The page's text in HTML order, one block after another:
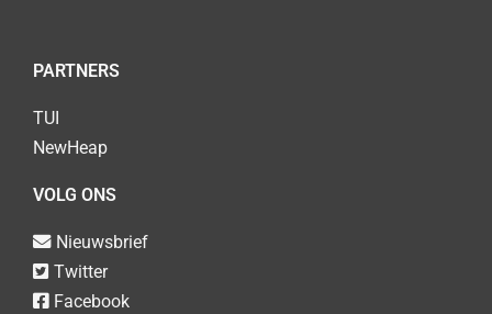
PARTNERS
TUI
NewHeap
VOLG ONS
Nieuwsbrief
Twitter
Facebook